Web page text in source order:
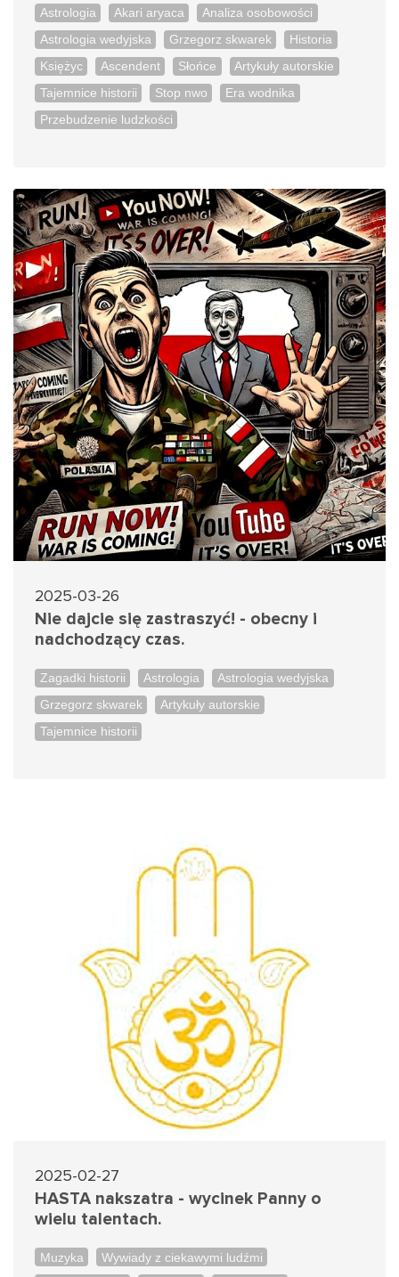
Astrologia Akari aryaca
Analiza osobowości
Astrologia wedyjska
Grzegorz skwarek
Historia
Księżyc
Ascendent Słońce
Artykuły autorskie
Tajemnice historii
Stop nwo
Era wodnika
Przebudzenie ludzkości
2025-03-26
Nie dajcie się zastraszyć! - obecny i
nadchodzący czas.
Zagadki historii Astrologia
Astrologia wedyjska
Grzegorz skwarek
Artykuły autorskie
Tajemnice historii
2025-02-27
HASTA nakszatra - wycinek Panny o
wielu talentach.
Muzyka
Wywiady z ciekawymi ludźmi